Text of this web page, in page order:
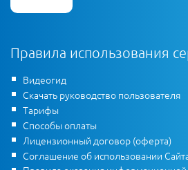
Правила использования
Видеогид
Скачать руководство пользователя
Тарифы
Способы оплаты
Лицензионный договор (оферта)
Соглашение об использовании